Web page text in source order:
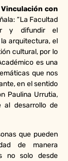
con
“La Facultad
y difundir el
arquitectura, el
cultural, por lo
es una
que nos
en el sentido
Paulina Urrutia,
desarrollo de
que pueden
de manera
no solo desde